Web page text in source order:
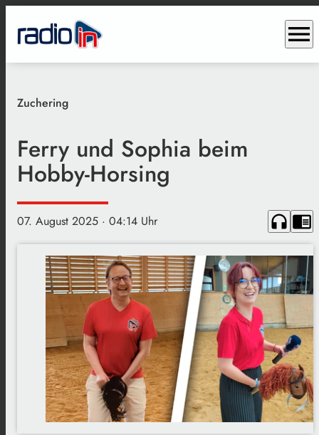
menu
Zuchering
Ferry und Sophia beim
Hobby-Horsing
07. August 2025 · 04:14 Uhr headphones chrome_reader_mode